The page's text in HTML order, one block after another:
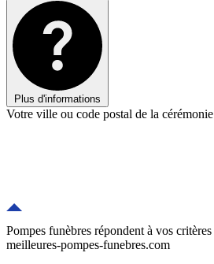
Plus d'informations
Votre ville ou code postal de la cérémonie
Pompes funèbres répondent à vos critères
meilleures-pompes-funebres.com